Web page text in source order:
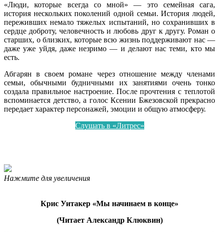
«Люди, которые всегда со мной» — это семейная сага,
история нескольких поколений одной семьи. История людей,
переживших немало тяжелых испытаний, но сохранивших в
сердце доброту, человечность и любовь друг к другу. Роман о
старших, о близких, которые всю жизнь поддерживают нас —
даже уже уйдя, даже незримо — и делают нас теми, кто мы
есть.
Абгарян в своем романе через отношение между членами
семьи, обычными будничными их занятиями очень тонко
создала правильное настроение. После прочтения с теплотой
вспоминается детство, а голос Ксении Бжезовской прекрасно
передает характер персонажей, эмоции и общую атмосферу.
Слушать в «Литрес»
Нажмите для увеличения
Крис Уитакер «Мы начинаем в конце»
(Читает Александр Клюквин)